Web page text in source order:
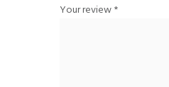
Your review*